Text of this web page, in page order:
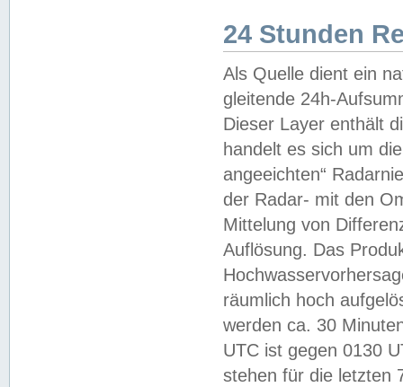
24 Stunden
Als Quelle dient ein
gleitende 24h-
Dieser Layer enthält
handelt es sich um
angeeichten“
der Radar- mit den
Mittelung von
Auflösung. Das
räumlich hoch
werden ca. 30
UTC ist gegen 0130
stehen für die letzten